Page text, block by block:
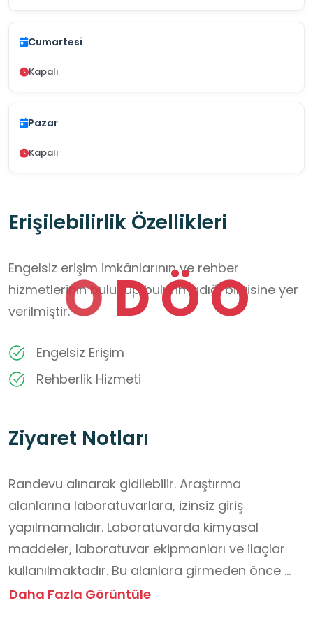
ODÖO
Cumartesi
Kapalı
Pazar
Kapalı
Erişilebilirlik Özellikleri
Engelsiz erişim imkânlarının ve rehber
hizmetlerinin bulunup bulunmadığı bilgisine yer
verilmiştir.
Engelsiz Erişim
Rehberlik Hizmeti
Ziyaret Notları
Randevu alınarak gidilebilir. Araştırma
alanlarına laboratuvarlara, izinsiz giriş
yapılmamalıdır. Laboratuvarda kimyasal
maddeler, laboratuvar ekipmanları ve ilaçlar
kullanılmaktadır. Bu alanlara girmeden önce
ilgili görevli personelden güvenlik önlemleri
Daha Fazla Görüntüle